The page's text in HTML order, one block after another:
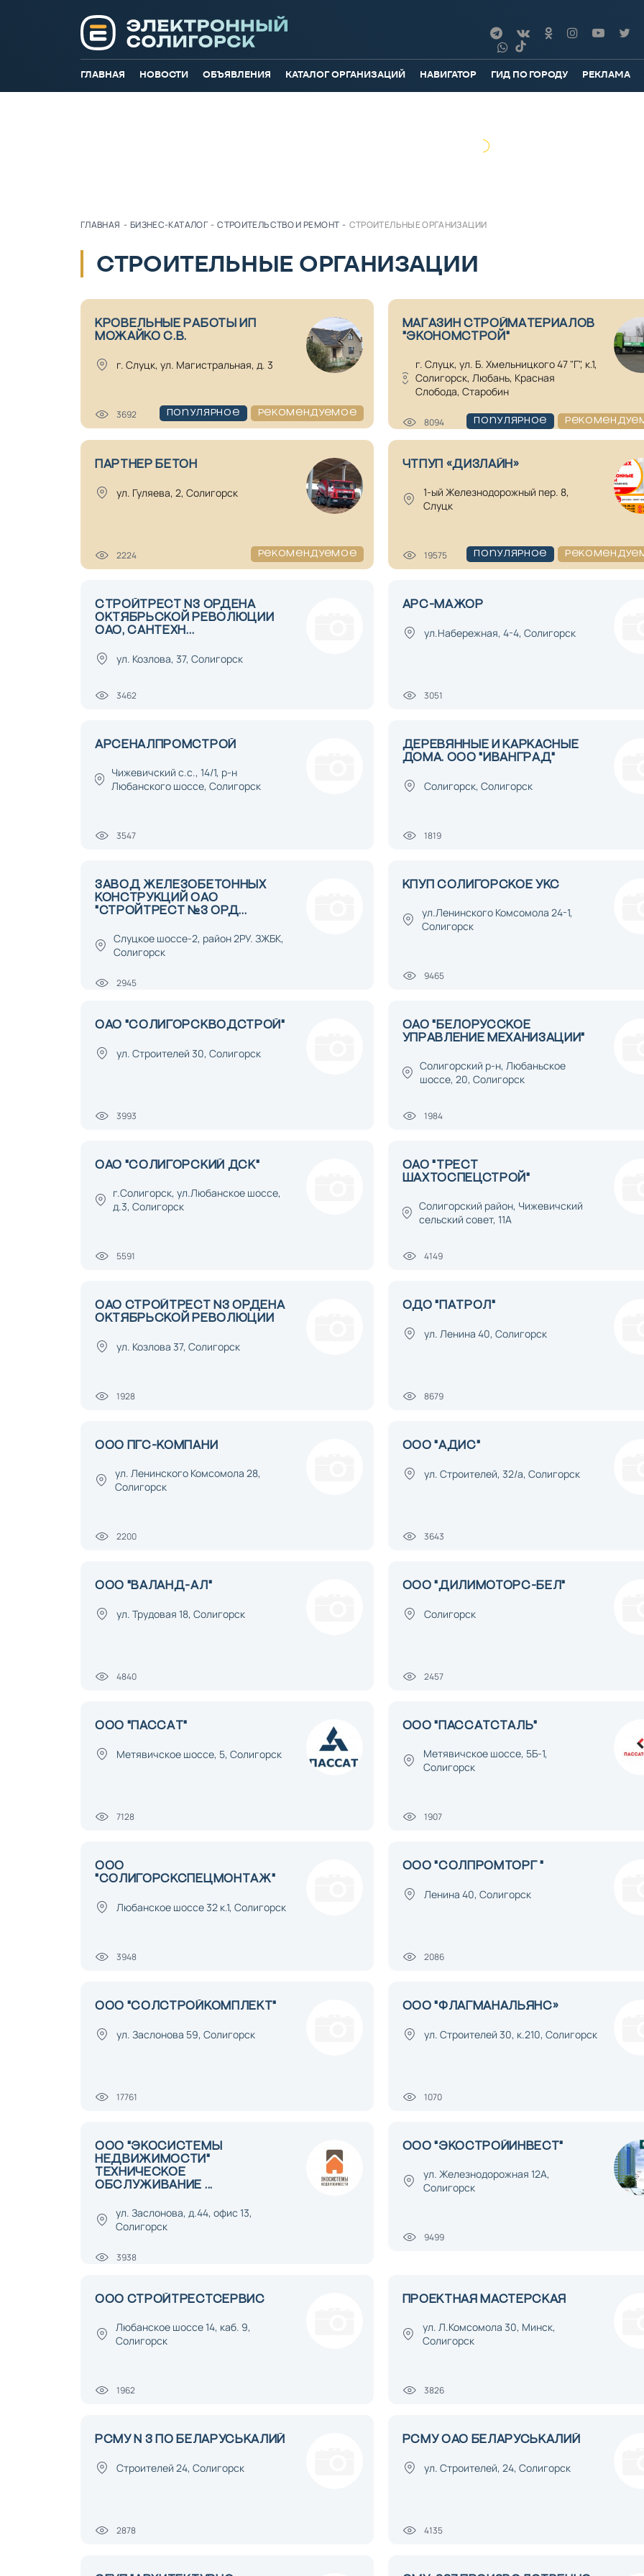
ГЛАВНАЯ НОВОСТИ ОБЪЯВЛЕНИЯ КАТАЛОГ ОРГАНИЗАЦИЙ НАВИГАТОР ГИД ПО ГОРОДУ РЕКЛАМА
ГЛАВНАЯ - БИЗНЕС-КАТАЛОГ - СТРОИТЕЛЬСТВО И РЕМОНТ - СТРОИТЕЛЬНЫЕ ОРГАНИЗАЦИИ
СТРОИТЕЛЬНЫЕ ОРГАНИЗАЦИИ
КРОВЕЛЬНЫЕ РАБОТЫ ИП
МОЖАЙКО С.В.
Популярное Рекомендуемое
г. Слуцк, ул. Магистральная, д. 3
3692
МАГАЗИН СТРОЙМАТЕРИАЛОВ
"ЭКОНОМСТРОЙ"
Популярное
г. Слуцк, ул. Б. Хмельницкого 47 "Г", к.1,
Солигорск, Любань, Красная
Слобода, Старобин
8094
ПАРТНЕР БЕТОН
Рекомендуемое
ул. Гуляева, 2, Солигорск
2224
ЧТПУП «ДИЗЛАЙН»
Популярное
1-ый Железнодорожный пер. 8,
Слуцк
19575
CТРОЙТРЕСТ N3 ОРДЕНА
ОКТЯБРЬСКОЙ РЕВОЛЮЦИИ
ОАО, САНТЕХН...
ул. Козлова, 37, Солигорск
3462
АРС-МАЖОР
ул.Набережная, 4-4, Солигорск
3051
АРСЕНАЛПРОМСТРОЙ
Чижевичский с.с., 14/1, р-н
Любанского шоссе, Солигорск
3547
ДЕРЕВЯННЫЕ И КАРКАСНЫЕ
ДОМА. ООО "ИВАНГРАД"
Солигорск, Солигорск
1819
ЗАВОД ЖЕЛЕЗОБЕТОННЫХ
КОНСТРУКЦИЙ ОАО
"СТРОЙТРЕСТ №3 ОРД...
Слуцкое шоссе-2, район 2РУ. ЗЖБК,
Солигорск
2945
КПУП СОЛИГОРСКОЕ УКС
ул.Ленинского Комсомола 24-1,
Солигорск
9465
ОАО "СОЛИГОРСКВОДСТРОЙ"
ул. Строителей 30, Солигорск
3993
ОАО "БЕЛОРУССКОЕ
УПРАВЛЕНИЕ МЕХАНИЗАЦИИ"
Солигорский р-н, Любаньское
шоссе, 20, Солигорск
1984
ОАО "СОЛИГОРСКИЙ ДСК"
г.Солигорск, ул.Любанское шоссе,
д.3, Солигорск
5591
ОАО "ТРЕСТ
ШАХТОСПЕЦСТРОЙ"
Солигорский район, Чижевичский
сельский совет, 11А
4149
ОАО СТРОЙТРЕСТ N3 ОРДЕНА
ОКТЯБРЬСКОЙ РЕВОЛЮЦИИ
ул. Козлова 37, Солигорск
1928
ОДО "ПАТРОЛ"
ул. Ленина 40, Солигорск
8679
ООО ПГС-КОМПАНИ
ул. Ленинского Комсомола 28,
Солигорск
2200
ООО "АДИС"
ул. Строителей, 32/а, Солигорск
3643
ООО "ВАЛАНД-АЛ"
ул. Трудовая 18, Солигорск
4840
ООО "ДИЛИМОТОРС-БЕЛ"
Солигорск
2457
ООО "ПАССАТ"
Метявичское шоссе, 5, Солигорск
7128
ООО "ПАССАТСТАЛЬ"
Метявичское шоссе, 5Б-1,
Солигорск
1907
ООО
"СОЛИГОРСКСПЕЦМОНТАЖ"
Любанское шоссе 32 к.1, Солигорск
3948
ООО "СОЛПРОМТОРГ "
Ленина 40, Солигорск
2086
ООО "СОЛСТРОЙКОМПЛЕКТ"
ул. Заслонова 59, Солигорск
17761
ООО "ФЛАГМАНАЛЬЯНС»
ул. Строителей 30, к.210, Солигорск
1070
ООО "ЭКОСИСТЕМЫ
НЕДВИЖИМОСТИ"
ТЕХНИЧЕСКОЕ
ОБСЛУЖИВАНИЕ ...
ул. Заслонова, д.44, офис 13,
Солигорск
3938
ООО "ЭКОСТРОЙИНВЕСТ"
ул. Железнодорожная 12А,
Солигорск
9499
ООО СТРОЙТРЕСТСЕРВИС
Любанское шоссе 14, каб. 9,
Солигорск
1962
ПРОЕКТНАЯ МАСТЕРСКАЯ
ул. Л.Комсомола 30, Минск,
Солигорск
3826
РСМУ N 3 ПО БЕЛАРУСЬКАЛИЙ
Строителей 24, Солигорск
2878
РСМУ ОАО БЕЛАРУСЬКАЛИЙ
ул. Строителей, 24, Солигорск
4135